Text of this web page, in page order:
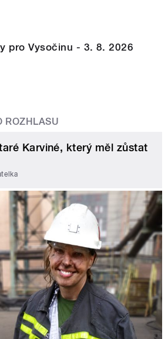
pro Vysočinu - 3. 8. 2026
ROZHLASU
Karviné, který měl zůstat